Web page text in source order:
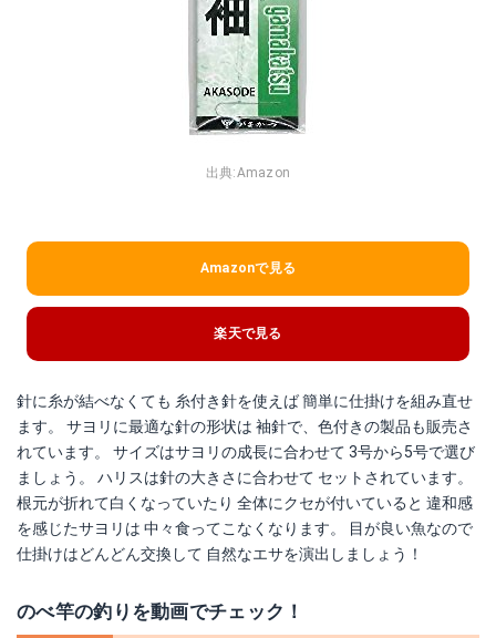
出典:Amazon
Amazonで見る
楽天で見る
針に糸が結べなくても 糸付き針を使えば 簡単に仕掛けを組み直せ
ます。 サヨリに最適な針の形状は 袖針で、色付きの製品も販売さ
れています。 サイズはサヨリの成長に合わせて 3号から5号で選び
ましょう。 ハリスは針の大きさに合わせて セットされています。
根元が折れて白くなっていたり 全体にクセが付いていると 違和感
を感じたサヨリは 中々食ってこなくなります。 目が良い魚なので
仕掛けはどんどん交換して 自然なエサを演出しましょう！
のべ竿の釣りを動画でチェック！